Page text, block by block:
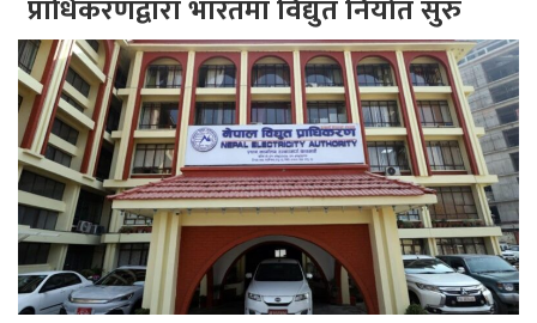
प्राधिकरणद्वारा भारतमा विद्युत निर्यात सुरु